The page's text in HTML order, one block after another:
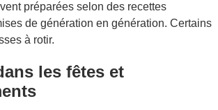
préparées selon des recettes
de génération en génération. Certains
à rotir.
les fêtes et